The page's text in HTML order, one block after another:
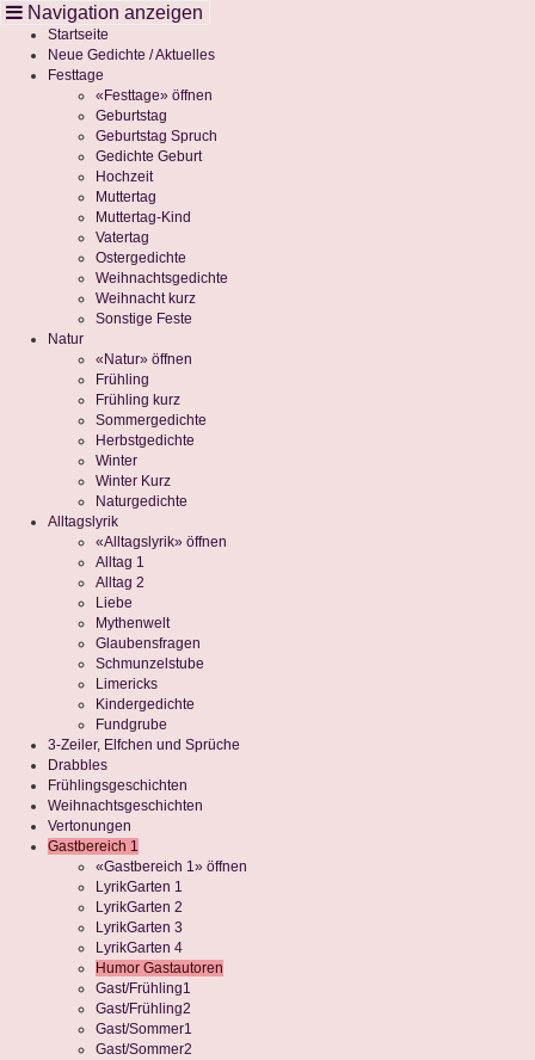
Startseite
Neue Gedichte / Aktuelles
Festtage
«Festtage» öffnen
Geburtstag
Geburtstag Spruch
Gedichte Geburt
Hochzeit
Muttertag
Muttertag-Kind
Vatertag
Ostergedichte
Weihnachtsgedichte
Weihnacht kurz
Sonstige Feste
Natur
«Natur» öffnen
Frühling
Frühling kurz
Sommergedichte
Herbstgedichte
Winter
Winter Kurz
Naturgedichte
Alltagslyrik
«Alltagslyrik» öffnen
Alltag 1
Alltag 2
Liebe
Mythenwelt
Glaubensfragen
Schmunzelstube
Limericks
Kindergedichte
Fundgrube
3-Zeiler, Elfchen und Sprüche
Drabbles
Frühlingsgeschichten
Weihnachtsgeschichten
Vertonungen
Gastbereich 1
«Gastbereich 1» öffnen
LyrikGarten 1
LyrikGarten 2
LyrikGarten 3
LyrikGarten 4
Humor Gastautoren
Gast/Frühling1
Gast/Frühling2
Gast/Sommer1
Gast/Sommer2
Cookie-Einstellungen